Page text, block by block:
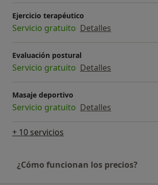
Ejercicio terapéutico
Servicio gratuito Detalles
Evaluación postural
Servicio gratuito Detalles
Masaje deportivo
Servicio gratuito Detalles
+ 10 servicios
¿Cómo funcionan los precios?